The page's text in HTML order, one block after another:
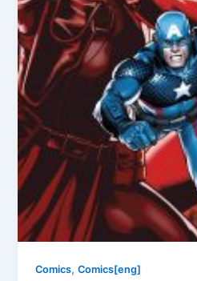
Comics,Comics[eng]